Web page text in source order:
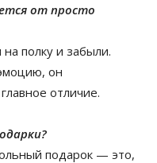
от просто
полку и забыли.
он
отличие.
подарок — это,